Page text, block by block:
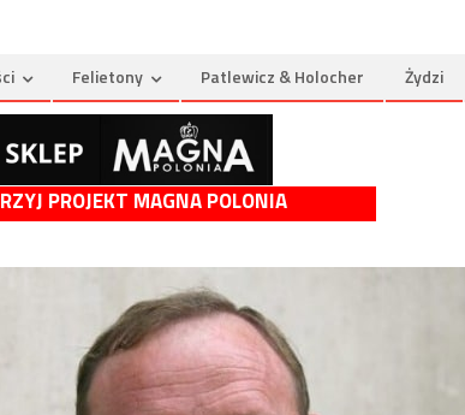
Felietony Patlewicz & Holocher Żydzi
PROJEKT MAGNA POLONIA